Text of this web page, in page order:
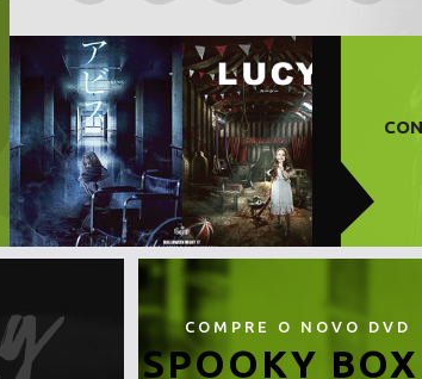
COMPRE O NOVO DVD
SPOOKY